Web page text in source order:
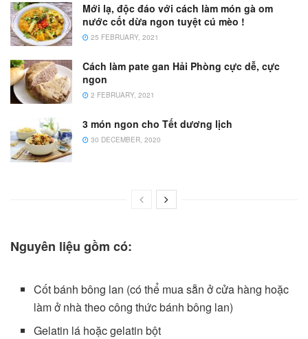
Mới lạ, độc đáo với cách làm món gà om
nước cốt dừa ngon tuyệt cú mèo !
25 FEBRUARY, 2021
Cách làm pate gan Hải Phòng cực dễ, cực
ngon
2 FEBRUARY, 2021
3 món ngon cho Tết dương lịch
30 DECEMBER, 2020
Nguyên liệu gồm có:
Cốt bánh bông lan (có thể mua sẵn ở cửa hàng hoặc
làm ở nhà theo công thức bánh bông lan)
Gelatin lá hoặc gelatin bột